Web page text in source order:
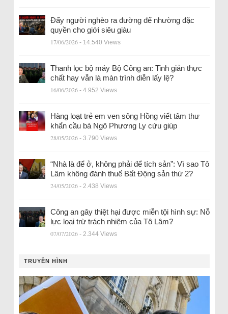
Đẩy người nghèo ra đường để nhường đặc
quyền cho giới siêu giàu
17/06/2026 - 14.540 Views
Thanh lọc bộ máy Bộ Công an: Tinh giản thực
chất hay vẫn là màn trình diễn lấy lệ?
16/06/2026 - 4.952 Views
Hàng loạt trẻ em ven sông Hồng viết tâm thư
khẩn cầu bà Ngô Phương Ly cứu giúp
28/05/2026 - 3.790 Views
“Nhà là để ở, không phải để tích sản”: Vì sao Tô
Lâm không đánh thuế Bất Động sản thứ 2?
24/05/2026 - 2.438 Views
Công an gây thiệt hại được miễn tội hình sự: Nỗ
lực loại trừ trách nhiệm của Tô Lâm?
07/07/2026 - 2.344 Views
TRUYỀN HÌNH